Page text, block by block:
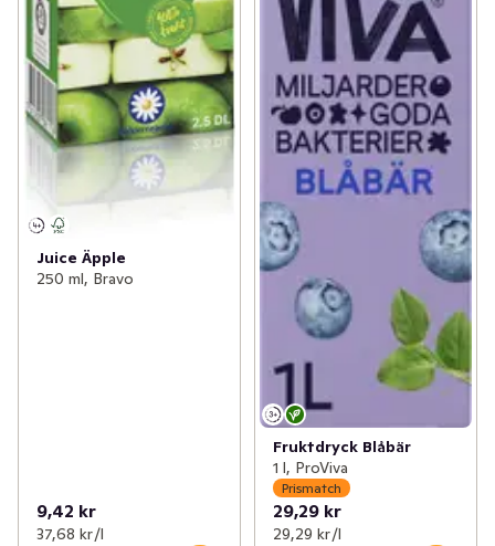
Juice Äpple
250 ml, Bravo
9,42 kr
37,68 kr /l
Fruktdryck Blåbär
1 l, ProViva
Prismatch
29,29 kr
29,29 kr /l